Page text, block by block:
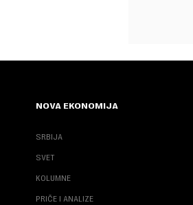
NOVA EKONOMIJA
SRBIJA
SVET
KOLUMNE
PRIČE I ANALIZE